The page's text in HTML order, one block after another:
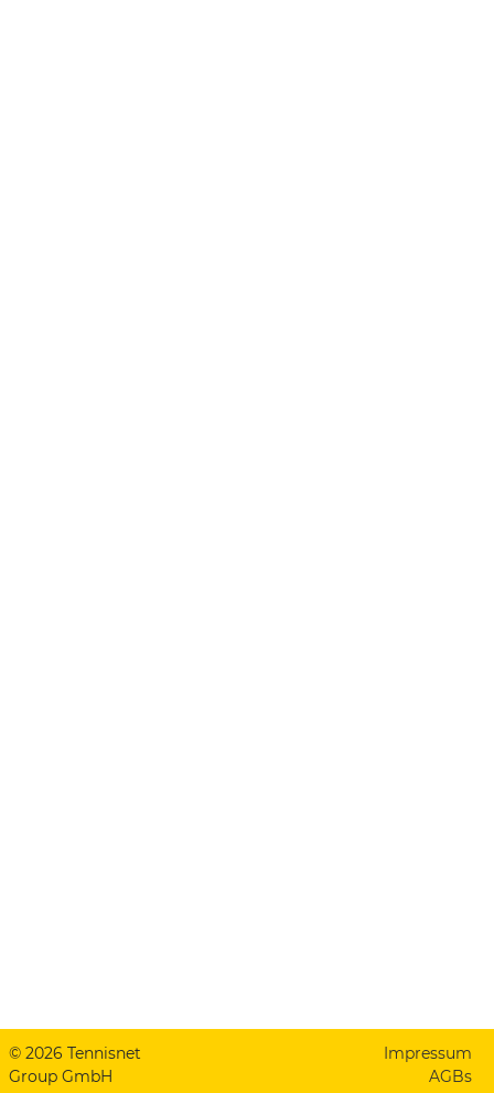
© 2026 Tennisnet
Group GmbH
Impressum
AGBs